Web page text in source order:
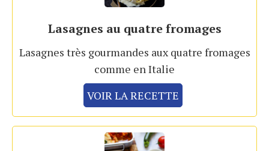
Lasagnes au quatre fromages
Lasagnes très gourmandes aux quatre fromages
comme en Italie
VOIR LA RECETTE